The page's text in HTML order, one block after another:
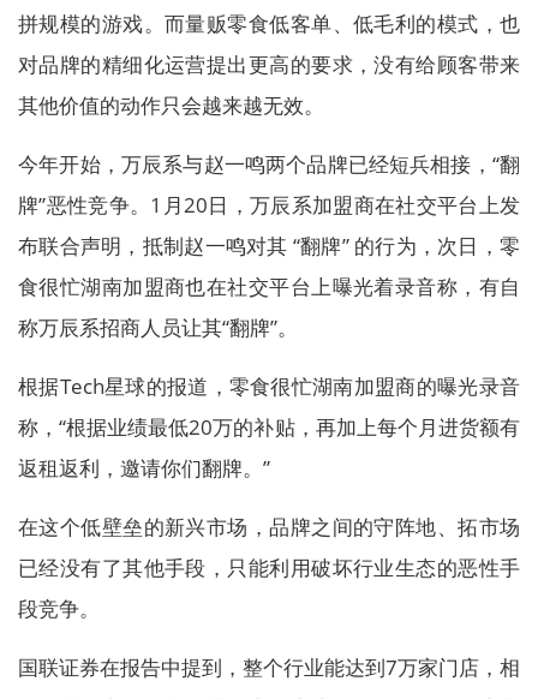
拼规模的游戏。而量贩零食低客单、低毛利的模式，也
对品牌的精细化运营提出更高的要求，没有给顾客带来
其他价值的动作只会越来越无效。
今年开始，万辰系与赵一鸣两个品牌已经短兵相接，“翻
牌”恶性竞争。1月20日，万辰系加盟商在社交平台上发
布联合声明，抵制赵一鸣对其 “翻牌” 的行为，次日，零
食很忙湖南加盟商也在社交平台上曝光着录音称，有自
称万辰系招商人员让其“翻牌”。
根据Tech星球的报道，零食很忙湖南加盟商的曝光录音
称，“根据业绩最低20万的补贴，再加上每个月进货额有
返租返利，邀请你们翻牌。”
在这个低壁垒的新兴市场，品牌之间的守阵地、拓市场
已经没有了其他手段，只能利用破坏行业生态的恶性手
段竞争。
国联证券在报告中提到，整个行业能达到7万家门店，相